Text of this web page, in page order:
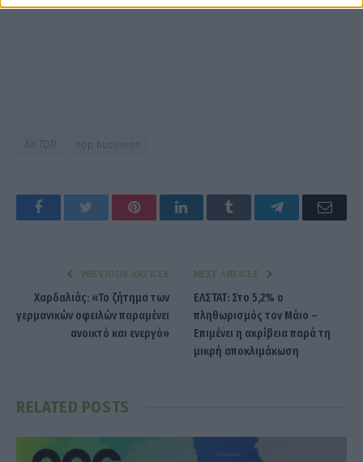
Facebook Twitter PinterestLinkedIn Tumblr Telegram
PREVIOUS ARTICLE
Χαρδαλιάς: «Το ζήτημα των
γερμανικών οφειλών παραμένει
ανοικτό και ενεργό»
NEXT ARTICLE
ΕΛΣΤΑΤ: Στο 5,2% ο
πληθωρισμός τον Μάιο –
Επιμένει η ακρίβεια παρά τη
μικρή αποκλιμάκωση
RELATED POSTS